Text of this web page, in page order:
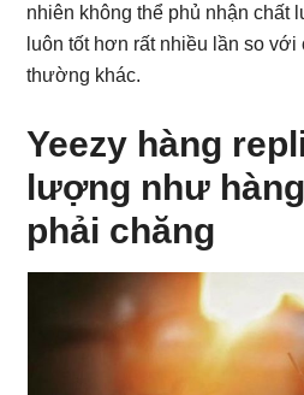
nhiên không thể phủ nhận chất
luôn tốt hơn rất nhiều lần so với
thường khác.
Yeezy hàng
lượng như
phải chăng